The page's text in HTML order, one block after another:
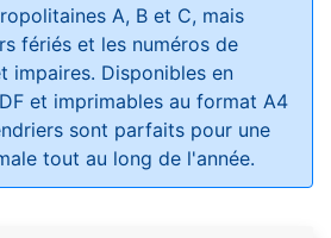
A, B et C, mais
fériés et les numéros de
impaires. Disponibles en
et imprimables au format A4
sont parfaits pour une
tout au long de l'année.